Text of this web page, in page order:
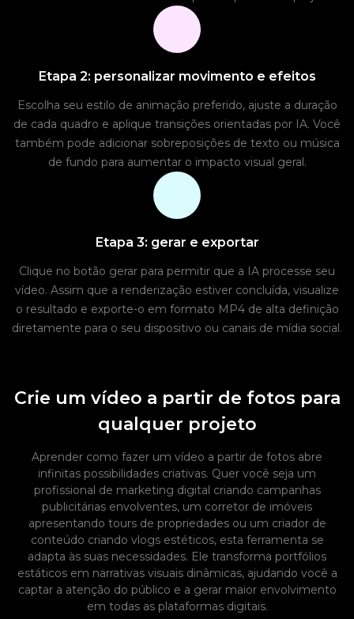
Etapa 2: personalizar movimento e efeitos
Escolha seu estilo de animação preferido, ajuste a duração
de cada quadro e aplique transições orientadas por IA. Você
também pode adicionar sobreposições de texto ou música
de fundo para aumentar o impacto visual geral.
Etapa 3: gerar e exportar
Clique no botão gerar para permitir que a IA processe seu
vídeo. Assim que a renderização estiver concluída, visualize
o resultado e exporte-o em formato MP4 de alta definição
diretamente para o seu dispositivo ou canais de mídia social.
Crie um vídeo a partir de fotos para
qualquer projeto
Aprender como fazer um vídeo a partir de fotos abre
infinitas possibilidades criativas. Quer você seja um
profissional de marketing digital criando campanhas
publicitárias envolventes, um corretor de imóveis
apresentando tours de propriedades ou um criador de
conteúdo criando vlogs estéticos, esta ferramenta se
adapta às suas necessidades. Ele transforma portfólios
estáticos em narrativas visuais dinâmicas, ajudando você a
captar a atenção do público e a gerar maior envolvimento
em todas as plataformas digitais.